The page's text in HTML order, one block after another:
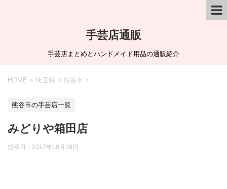
手芸店通販
手芸店まとめとハンドメイド用品の通販紹介
HOME > 埼玉県 > 熊谷市 >
熊谷市の手芸店一覧
みどりや箱田店
投稿日： 2017年10月18日